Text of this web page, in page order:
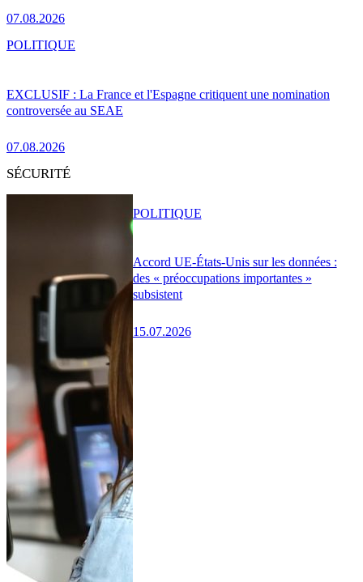
07.08.2026
EXCLUSIF : La France et l'Espagne critiquent une nomination
controversée au SEAE
07.08.2026
POLITIQUE
SÉCURITÉ
Accord UE-États-Unis sur les données :
des « préoccupations importantes »
subsistent
15.07.2026
POLITIQUE